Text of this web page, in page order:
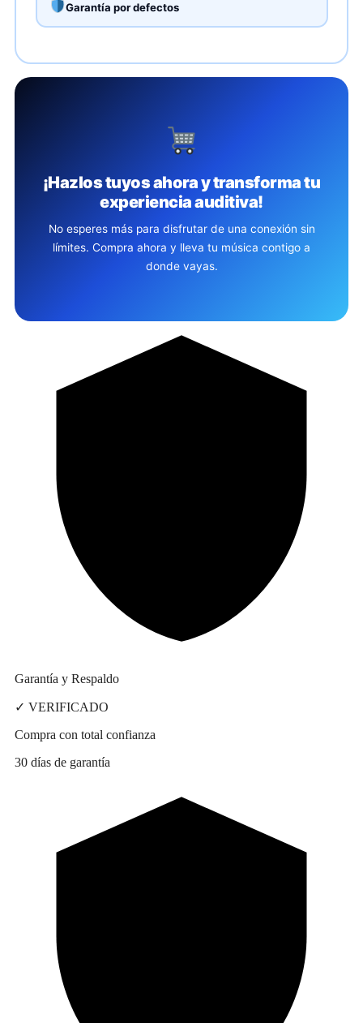
Garantía por defectos
¡Hazlos tuyos ahora y transforma tu
experiencia auditiva!
No esperes más para disfrutar de una conexión sin
límites. Compra ahora y lleva tu música contigo a
donde vayas.
Garantía y Respaldo
✓ VERIFICADO
Compra con total confianza
30 días de garantía